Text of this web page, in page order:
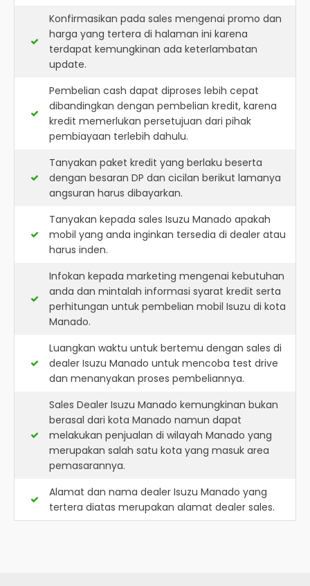
Konfirmasikan pada sales mengenai promo dan
harga yang tertera di halaman ini karena
terdapat kemungkinan ada keterlambatan
update.
Pembelian cash dapat diproses lebih cepat
dibandingkan dengan pembelian kredit, karena
kredit memerlukan persetujuan dari pihak
pembiayaan terlebih dahulu.
Tanyakan paket kredit yang berlaku beserta
dengan besaran DP dan cicilan berikut lamanya
angsuran harus dibayarkan.
Tanyakan kepada sales Isuzu Manado apakah
mobil yang anda inginkan tersedia di dealer atau
harus inden.
Infokan kepada marketing mengenai kebutuhan
anda dan mintalah informasi syarat kredit serta
perhitungan untuk pembelian mobil Isuzu di kota
Manado.
Luangkan waktu untuk bertemu dengan sales di
dealer Isuzu Manado untuk mencoba test drive
dan menanyakan proses pembeliannya.
Sales Dealer Isuzu Manado kemungkinan bukan
berasal dari kota Manado namun dapat
melakukan penjualan di wilayah Manado yang
merupakan salah satu kota yang masuk area
pemasarannya.
Alamat dan nama dealer Isuzu Manado yang
tertera diatas merupakan alamat dealer sales.